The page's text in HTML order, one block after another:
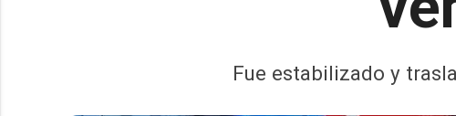
Fue estabilizado y